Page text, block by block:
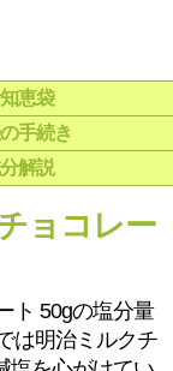
恵袋
手続き
解説
ョコレー
ト 50gの塩分量
は明治ミルクチ